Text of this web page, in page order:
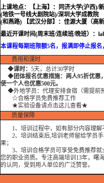
上课地点：
【上海】：同济大学(沪西)/
(地铁一号线大剧院站)/深圳大学成教院
(和燕路) 【武汉分部】：佳源大厦（高
最近开课时间(周末班/连续班/晚班）：
本课程每期班限额5名，报满即停止报
费用和课时
◆课时： 5天，总计30学时
◆团体报名优惠措施：两人95折优
使一个人也优惠500元。
◆外地学员：代理安排食宿（需提
☆合格学员免费推荐工作
★实验设备请点击这儿查看★
质量保障
1、培训过程中，如有部分内容理解
2、培训结束后,培训老师留给学员手
果；
3、培训合格学员可享受免费推荐就
您的职业资质。专注高端培训13年，曙
的认同，受到用人单位的广泛赞誉。